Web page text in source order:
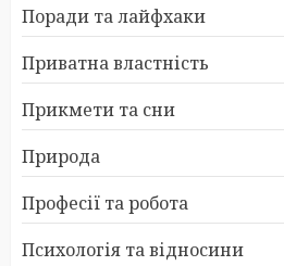
Поради та лайфхаки
Приватна властність
Прикмети та сни
Природа
Професії та робота
Психологія та відносини